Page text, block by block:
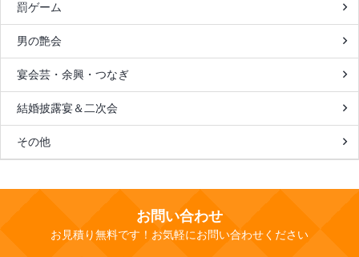
罰ゲーム
男の艶会
宴会芸・余興・つなぎ
結婚披露宴＆二次会
その他
お問い合わせ
お見積り無料です！お気軽にお問い合わせください